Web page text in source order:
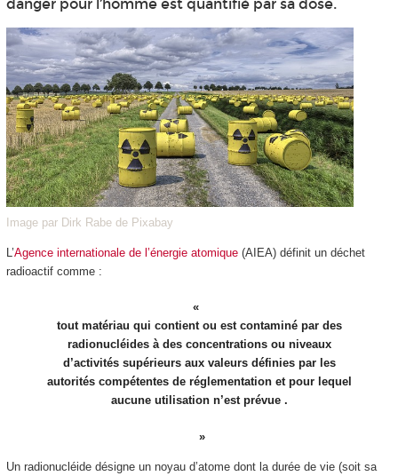
danger pour l’homme est quantifié par sa dose.
Image par Dirk Rabe de Pixabay
L’Agence internationale de l’énergie atomique(AIEA) définit un déchet
radioactif comme :
tout matériau qui contient ou est contaminé par des
radionucléides à des concentrations ou niveaux
d’activités supérieurs aux valeurs définies par les
autorités compétentes de réglementation et pour lequel
aucune utilisation n’est prévue .
Un radionucléide désigne un noyau d’atome dont la durée de vie (soit sa